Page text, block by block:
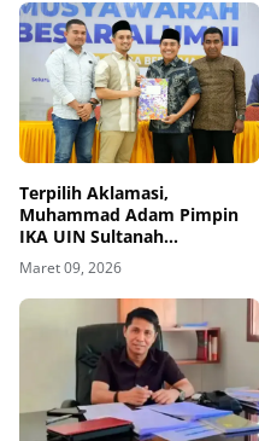
Terpilih Aklamasi,
Muhammad Adam Pimpin
IKA UIN Sultanah
Nahrasiyah: Fokus
Konsolidasi dan Berdayakan
Alumni
Maret 09, 2026